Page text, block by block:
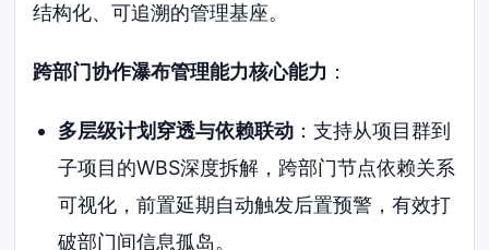
结构化、可追溯的管理基座。
跨部门协作瀑布管理能力核心能力 ：
多层级计划穿透与依赖联动：支持从项目群到
子项目的WBS深度拆解，跨部门节点依赖关系
可视化，前置延期自动触发后置预警，有效打
破部门间信息孤岛。